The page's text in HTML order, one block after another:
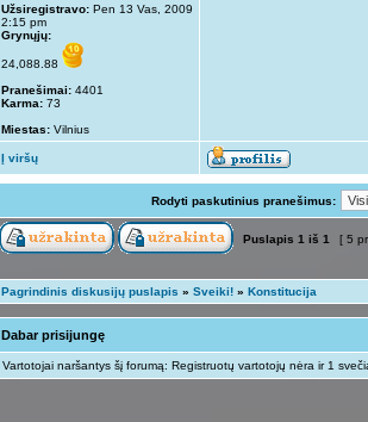
Užsiregistravo: Pen 13 Vas, 2009
2:15 pm
Grynųjų:
24,088.88
Pranešimai: 4401
Karma: 73
Miestas: Vilnius
Į viršų
Rodyti paskutinius pranešimus:
Puslapis 1 iš 1 [ 5
Pagrindinis diskusijų puslapis » Sveiki! » Konstitucija
Dabar prisijungę
Vartotojai naršantys šį forumą: Registruotų vartotojų nėra ir 1